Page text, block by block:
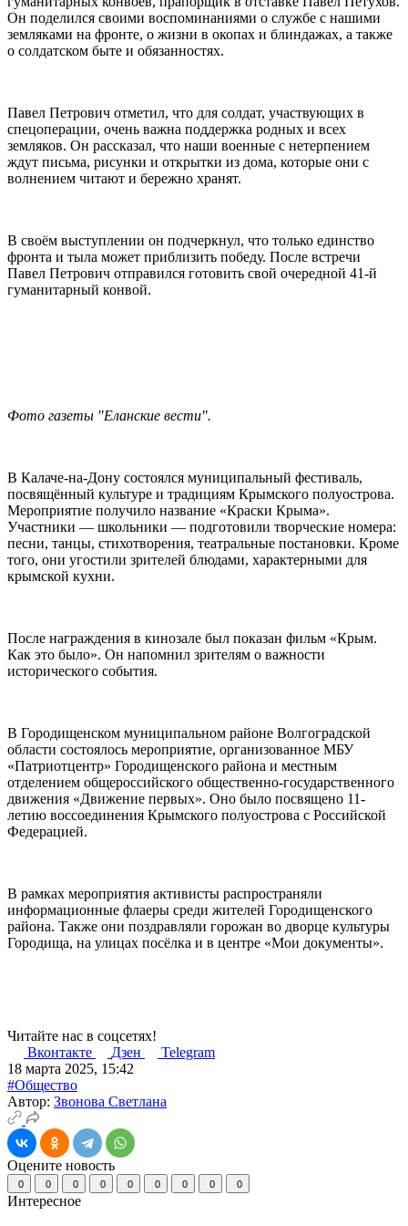
Он поделился своими воспоминаниями о службе с нашими
земляками на фронте, о жизни в окопах и блиндажах, а также
о солдатском быте и обязанностях.
Павел Петрович отметил, что для солдат, участвующих в
спецоперации, очень важна поддержка родных и всех
земляков. Он рассказал, что наши военные с нетерпением
ждут письма, рисунки и открытки из дома, которые они с
волнением читают и бережно хранят.
В своём выступлении он подчеркнул, что только единство
фронта и тыла может приблизить победу. После встречи
Павел Петрович отправился готовить свой очередной 41-й
гуманитарный конвой.
Фото газеты "Еланские вести".
В Калаче-на-Дону состоялся муниципальный фестиваль,
посвящённый культуре и традициям Крымского полуострова.
Мероприятие получило название «Краски Крыма».
Участники — школьники — подготовили творческие номера:
песни, танцы, стихотворения, театральные постановки. Кроме
того, они угостили зрителей блюдами, характерными для
крымской кухни.
После награждения в кинозале был показан фильм «Крым.
Как это было». Он напомнил зрителям о важности
исторического события.
В Городищенском муниципальном районе Волгоградской
области состоялось мероприятие, организованное МБУ
«Патриотцентр» Городищенского района и местным
отделением общероссийского общественно-государственного
движения «Движение первых». Оно было посвящено 11-
летию воссоединения Крымского полуострова с Российской
Федерацией.
В рамках мероприятия активисты распространяли
информационные флаеры среди жителей Городищенского
района. Также они поздравляли горожан во дворце культуры
Городища, на улицах посёлка и в центре «Мои документы».
Читайте нас в соцсетях!
Вконтакте
Дзен
Telegram
18 марта 2025, 15:42
#Общество
Автор: Звонова Светлана
Оцените новость
0 0 0 0 0 0 0 0 0
Интересное